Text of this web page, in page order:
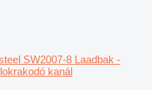
SW2007-8 Laadbak -
kanál